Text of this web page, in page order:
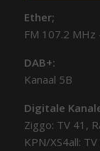
Ether;
FM 107.2 MHz
DAB+:
Kanaal 5B
Digitale
Ziggo: TV 41,
KPN/XS4all: